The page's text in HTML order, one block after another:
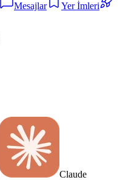
Mesajlar
Yer İmleri
Claude